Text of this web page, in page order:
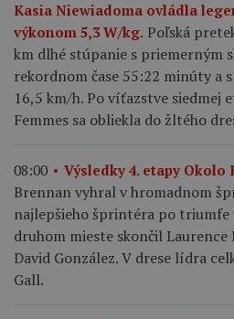
Kasia Niewiadoma ovládla
výkonom 5,3 W/kg. Poľská
km dlhé stúpanie s priemerným
rekordnom čase 55:22 minúty a
16,5 km/h. Po víťazstve siedmej
Femmes sa obliekla do žltého
08:00 Výsledky 4. etapy Okolo
Brennan vyhral v hromadnom
najlepšieho šprintéra po triumfe
druhom mieste skončil
David González. V drese lídra
Gall.